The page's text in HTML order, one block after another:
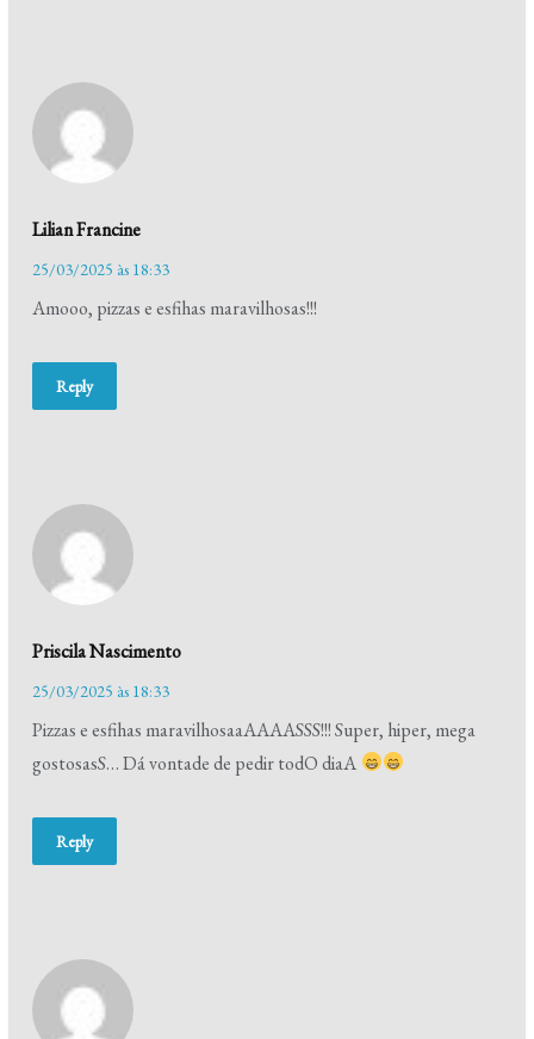
Lilian Francine
25/03/2025 às 18:33
Amooo, pizzas e esfihas maravilhosas!!!
Reply
Priscila Nascimento
25/03/2025 às 18:33
Pizzas e esfihas maravilhosaaAAAASSS!!! Super, hiper, mega
gostosasS… Dá vontade de pedir todO diaA
Reply